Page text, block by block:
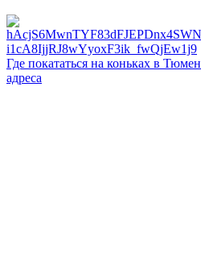
Где покататься на коньках в
адреса